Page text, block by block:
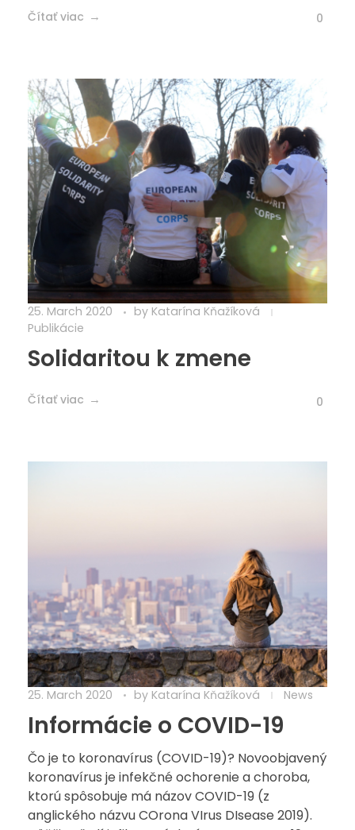
Čítať viac 0
25. March 2020 by Katarína Kňažíková
Publikácie
Solidaritou k zmene
Čítať viac 0
25. March 2020 by Katarína Kňažíková News
Informácie o COVID-19
Čo je to koronavírus (COVID-19)? Novoobjavený
koronavírus je infekčné ochorenie a choroba,
ktorú spôsobuje má názov COVID-19 (z
anglického názvu COrona VIrus DIsease 2019).